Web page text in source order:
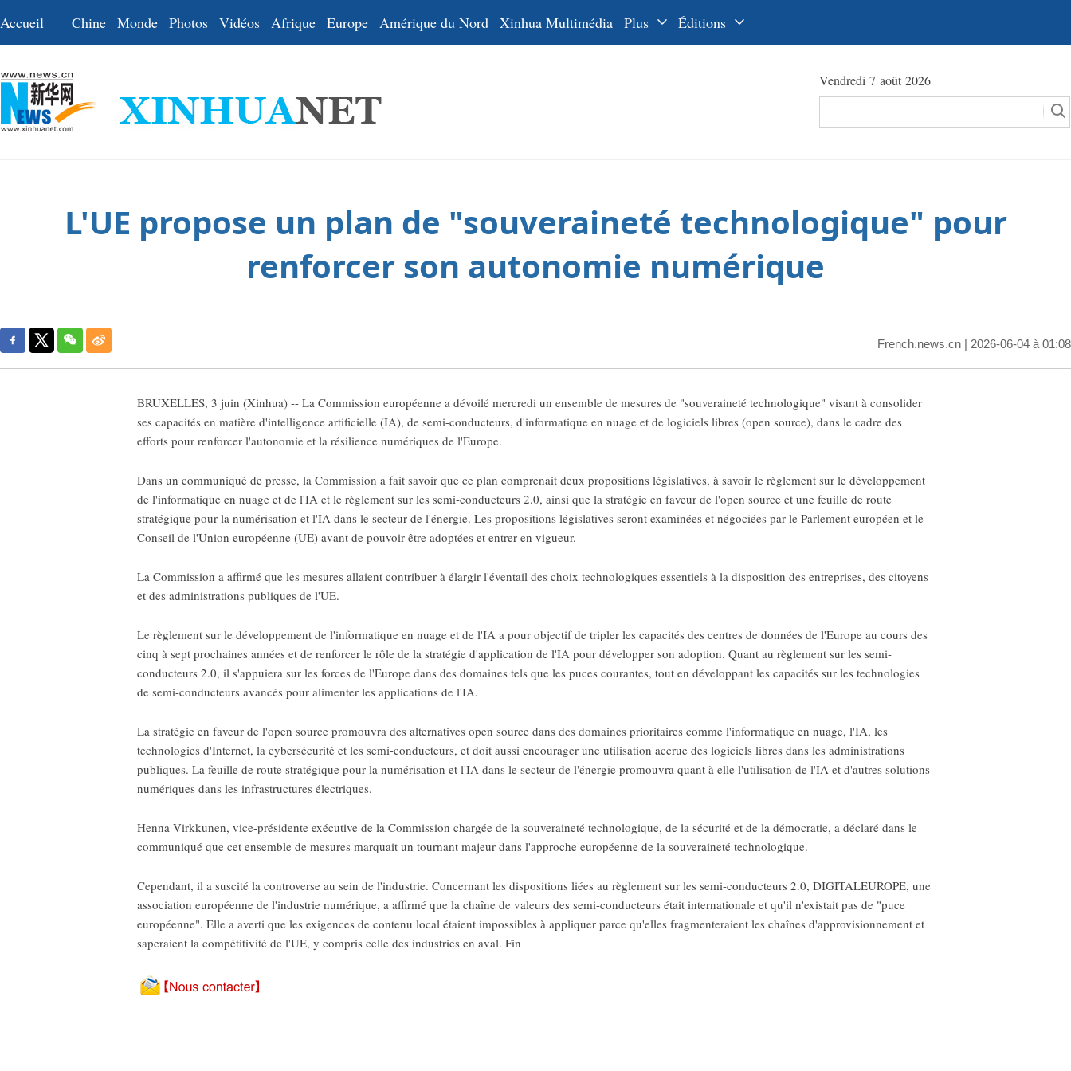
Accueil Chine Monde Photos Vidéos Afrique Europe Amérique du Nord Xinhua Multimédia Plus Éditions
عربي
日本語
Vendredi 7 août 2026
L'UE propose un plan de "souveraineté technologique" pour
renforcer son autonomie numérique
French.news.cn | 2026-06-04 à 01:08
BRUXELLES, 3 juin (Xinhua) -- La Commission européenne a dévoilé mercredi un ensemble de mesures de "souveraineté technologique" visant à consolider
ses capacités en matière d'intelligence artificielle (IA), de semi-conducteurs, d'informatique en nuage et de logiciels libres (open source), dans le cadre des
efforts pour renforcer l'autonomie et la résilience numériques de l'Europe.
Dans un communiqué de presse, la Commission a fait savoir que ce plan comprenait deux propositions législatives, à savoir le règlement sur le développement
de l'informatique en nuage et de l'IA et le règlement sur les semi-conducteurs 2.0, ainsi que la stratégie en faveur de l'open source et une feuille de route
stratégique pour la numérisation et l'IA dans le secteur de l'énergie. Les propositions législatives seront examinées et négociées par le Parlement européen et le
Conseil de l'Union européenne (UE) avant de pouvoir être adoptées et entrer en vigueur.
La Commission a affirmé que les mesures allaient contribuer à élargir l'éventail des choix technologiques essentiels à la disposition des entreprises, des citoyens
et des administrations publiques de l'UE.
Le règlement sur le développement de l'informatique en nuage et de l'IA a pour objectif de tripler les capacités des centres de données de l'Europe au cours des
cinq à sept prochaines années et de renforcer le rôle de la stratégie d'application de l'IA pour développer son adoption. Quant au règlement sur les semi-
conducteurs 2.0, il s'appuiera sur les forces de l'Europe dans des domaines tels que les puces courantes, tout en développant les capacités sur les technologies
de semi-conducteurs avancés pour alimenter les applications de l'IA.
La stratégie en faveur de l'open source promouvra des alternatives open source dans des domaines prioritaires comme l'informatique en nuage, l'IA, les
technologies d'Internet, la cybersécurité et les semi-conducteurs, et doit aussi encourager une utilisation accrue des logiciels libres dans les administrations
publiques. La feuille de route stratégique pour la numérisation et l'IA dans le secteur de l'énergie promouvra quant à elle l'utilisation de l'IA et d'autres solutions
numériques dans les infrastructures électriques.
Henna Virkkunen, vice-présidente exécutive de la Commission chargée de la souveraineté technologique, de la sécurité et de la démocratie, a déclaré dans le
communiqué que cet ensemble de mesures marquait un tournant majeur dans l'approche européenne de la souveraineté technologique.
Cependant, il a suscité la controverse au sein de l'industrie. Concernant les dispositions liées au règlement sur les semi-conducteurs 2.0, DIGITALEUROPE, une
association européenne de l'industrie numérique, a affirmé que la chaîne de valeurs des semi-conducteurs était internationale et qu'il n'existait pas de "puce
européenne". Elle a averti que les exigences de contenu local étaient impossibles à appliquer parce qu'elles fragmenteraient les chaînes d'approvisionnement et
saperaient la compétitivité de l'UE, y compris celle des industries en aval. Fin